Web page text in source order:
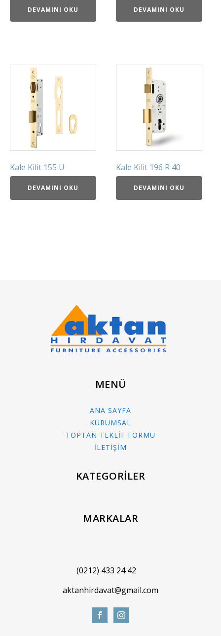
DEVAMINI OKU DEVAMINI OKU
Kale Kilit 155 U
DEVAMINI OKU
Kale Kilit 196 R 40
DEVAMINI OKU
MENÜ
ANA SAYFA
KURUMSAL
TOPTAN TEKLİF FORMU
İLETİŞİM
KATEGORİLER
MARKALAR
(0212) 433 24 42
aktanhirdavat@gmail.com